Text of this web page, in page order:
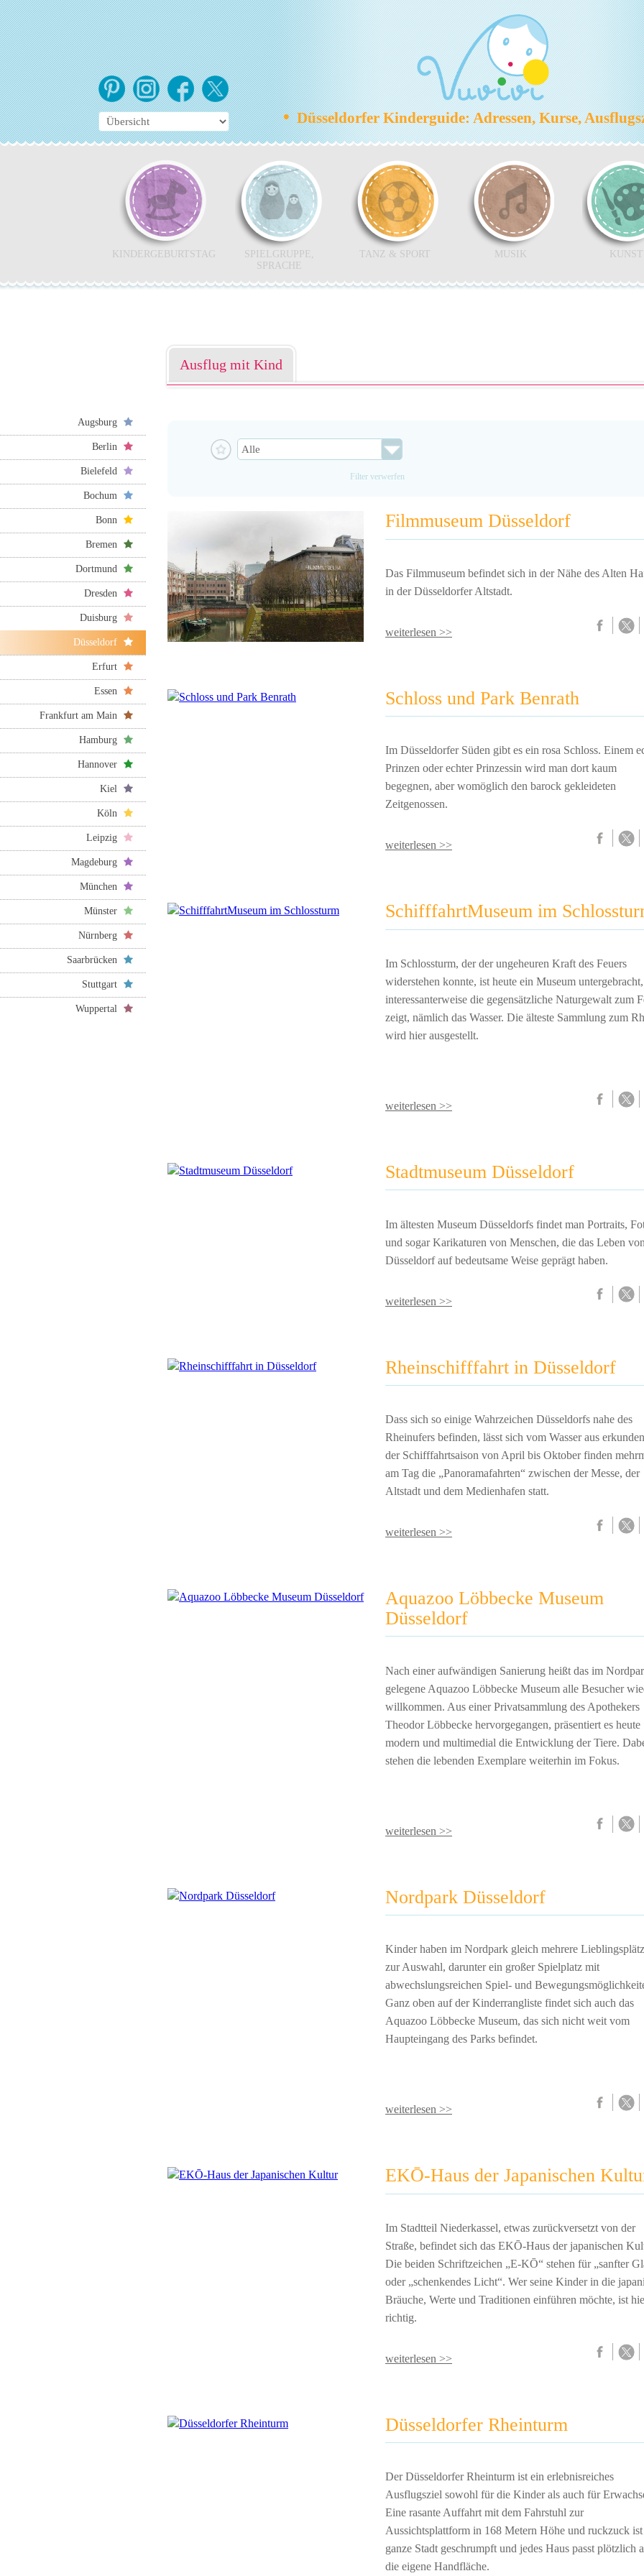
•Düsseldorfer Kinderguide: Adressen, Kurse,
KINDERGEBURTSTAG
SPIELGRUPPE,
SPRACHE
TANZ & SPORT MUSIK KUNST
Ausflug mit Kind
Augsburg
Berlin
Bielefeld
Bochum
Bonn
Bremen
Dortmund
Dresden
Duisburg
Düsseldorf
Erfurt
Essen
Frankfurt am Main
Hamburg
Hannover
Kiel
Köln
Leipzig
Magdeburg
München
Münster
Nürnberg
Saarbrücken
Stuttgart
Wuppertal
Filter verwerfen
Filmmuseum Düsseldorf
Das Filmmuseum befindet sich in der Nähe des Alten
in der Düsseldorfer Altstadt.
weiterlesen >>
Schloss und Park Benrath
Im Düsseldorfer Süden gibt es ein rosa Schloss. Einem
Prinzen oder echter Prinzessin wird man dort kaum
begegnen, aber womöglich den barock gekleideten
Zeitgenossen.
weiterlesen >>
SchifffahrtMuseum im
Im Schlossturm, der der ungeheuren Kraft des Feuers
widerstehen konnte, ist heute ein Museum
interessanterweise die gegensätzliche Naturgewalt zum
zeigt, nämlich das Wasser. Die älteste Sammlung zum
wird hier ausgestellt.
weiterlesen >>
Stadtmuseum Düsseldorf
Im ältesten Museum Düsseldorfs findet man Portraits,
und sogar Karikaturen von Menschen, die das Leben von
Düsseldorf auf bedeutsame Weise geprägt haben.
weiterlesen >>
Rheinschifffahrt in Düsseldorf
Dass sich so einige Wahrzeichen Düsseldorfs nahe des
Rheinufers befinden, lässt sich vom Wasser aus
der Schifffahrtsaison von April bis Oktober finden
am Tag die „Panoramafahrten“ zwischen der Messe, der
Altstadt und dem Medienhafen statt.
weiterlesen >>
Aquazoo Löbbecke Museum
Düsseldorf
Nach einer aufwändigen Sanierung heißt das im
gelegene Aquazoo Löbbecke Museum alle Besucher
willkommen. Aus einer Privatsammlung des Apothekers
Theodor Löbbecke hervorgegangen, präsentiert es heute
modern und multimedial die Entwicklung der Tiere.
stehen die lebenden Exemplare weiterhin im Fokus.
weiterlesen >>
Nordpark Düsseldorf
Kinder haben im Nordpark gleich mehrere
zur Auswahl, darunter ein großer Spielplatz mit
abwechslungsreichen Spiel- und
Ganz oben auf der Kinderrangliste findet sich auch das
Aquazoo Löbbecke Museum, das sich nicht weit vom
Haupteingang des Parks befindet.
weiterlesen >>
EKŌ-Haus der Japanischen
Im Stadtteil Niederkassel, etwas zurückversetzt von der
Straße, befindet sich das EKŌ-Haus der japanischen
Die beiden Schriftzeichen „E-KŌ“ stehen für „sanfter
oder „schenkendes Licht“. Wer seine Kinder in die
Bräuche, Werte und Traditionen einführen möchte, ist
richtig.
weiterlesen >>
Düsseldorfer Rheinturm
Der Düsseldorfer Rheinturm ist ein erlebnisreiches
Ausflugsziel sowohl für die Kinder als auch für
Eine rasante Auffahrt mit dem Fahrstuhl zur
Aussichtsplattform in 168 Metern Höhe und ruckzuck
ganze Stadt geschrumpft und jedes Haus passt plötzlich
die eigene Handfläche.